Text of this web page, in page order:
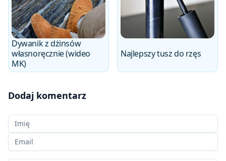
Dywanik z dżinsów
własnoręcznie (wideo
MK)
Najlepszy tusz do rzęs
Dodaj komentarz
Twoje imię
Twój email